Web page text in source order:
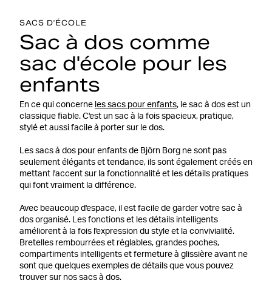
SACS D'ÉCOLE
Sac à dos comme
sac d'école pour les
enfants
En ce qui concerne les sacs pour enfants, le sac à dos est un
classique fiable. C'est un sac à la fois spacieux, pratique,
stylé et aussi facile à porter sur le dos.
Les sacs à dos pour enfants de Björn Borg ne sont pas
seulement élégants et tendance, ils sont également créés en
mettant l'accent sur la fonctionnalité et les détails pratiques
qui font vraiment la différence.
Avec beaucoup d'espace, il est facile de garder votre sac à
dos organisé. Les fonctions et les détails intelligents
améliorent à la fois l'expression du style et la convivialité.
Bretelles rembourrées et réglables, grandes poches,
compartiments intelligents et fermeture à glissière avant ne
sont que quelques exemples de détails que vous pouvez
trouver sur nos sacs à dos.